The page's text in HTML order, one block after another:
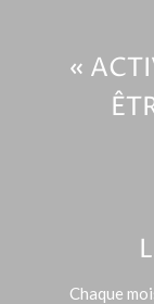
«
Chaque